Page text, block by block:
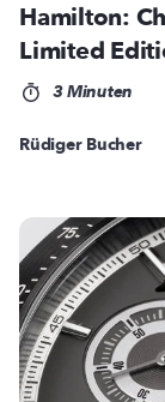
Hamilton:
Limited
3 Minuten
Rüdiger Bucher